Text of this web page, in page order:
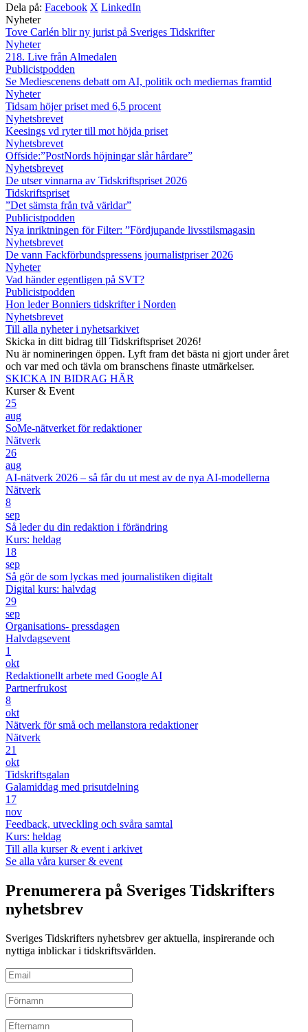
Dela på: Facebook X LinkedIn
Nyheter
Tove Carlén blir ny jurist på Sveriges Tidskrifter
Nyheter
218. Live från Almedalen
Publicistpodden
Se Mediescenens debatt om AI, politik och mediernas framtid
Nyheter
Tidsam höjer priset med 6,5 procent
Nyhetsbrevet
Keesings vd ryter till mot höjda priset
Nyhetsbrevet
Offside:”PostNords höjningar slår hårdare”
Nyhetsbrevet
De utser vinnarna av Tidskriftspriset 2026
Tidskriftspriset
”Det sämsta från två världar”
Publicistpodden
Nya inriktningen för Filter: ”Fördjupande livsstilsmagasin
Nyhetsbrevet
De vann Fackförbundspressens journalistpriser 2026
Nyheter
Vad händer egentligen på SVT?
Publicistpodden
Hon leder Bonniers tidskrifter i Norden
Nyhetsbrevet
Till alla nyheter i nyhetsarkivet
Skicka in ditt bidrag till Tidskriftspriset 2026!
Nu är nomineringen öppen. Lyft fram det bästa ni gjort under året
och var med och tävla om branschens finaste utmärkelser.
SKICKA IN BIDRAG HÄR
Kurser & Event
25
aug
SoMe-nätverket för redaktioner
Nätverk
26
aug
AI-nätverk 2026 – så får du ut mest av de nya AI-modellerna
Nätverk
8
sep
Så leder du din redaktion i förändring
Kurs: heldag
18
sep
Så gör de som lyckas med journalistiken digitalt
Digital kurs: halvdag
29
sep
Organisations- pressdagen
Halvdagsevent
1
okt
Redaktionellt arbete med Google AI
Partnerfrukost
8
okt
Nätverk för små och mellanstora redaktioner
Nätverk
21
okt
Tidskriftsgalan
Galamiddag med prisutdelning
17
nov
Feedback, utveckling och svåra samtal
Kurs: heldag
Till alla kurser & event i arkivet
Se alla våra kurser & event
Prenumerera på Sveriges Tidskrifters
nyhetsbrev
Sveriges Tidskrifters nyhetsbrev ger aktuella, inspirerande och
nyttiga inblickar i tidskriftsvärlden.